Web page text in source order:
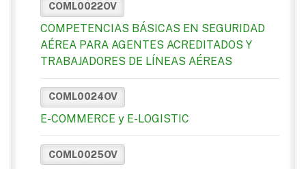
COML0022OV
COMPETENCIAS BÁSICAS EN SEGURIDAD
AÉREA PARA AGENTES ACREDITADOS Y
TRABAJADORES DE LÍNEAS AÉREAS
COML0024OV
E-COMMERCE y E-LOGISTIC
COML0025OV